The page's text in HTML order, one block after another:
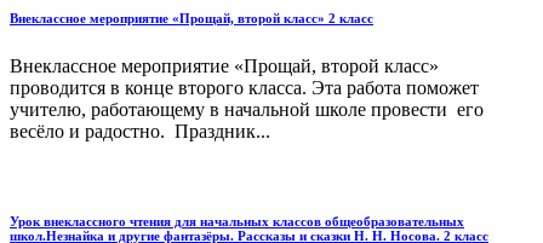
Внеклассное мероприятие «Прощай, второй класс» 2 класс
Внеклассное мероприятие «Прощай, второй класс»
проводится в конце второго класса. Эта работа поможет
учителю, работающему в начальной школе провести его
весёло и радостно. Праздник...
Урок внеклассного чтения для начальных классов общеобразовательных
школ.Незнайка и другие фантазёры. Рассказы и сказки Н. Н. Носова. 2 класс